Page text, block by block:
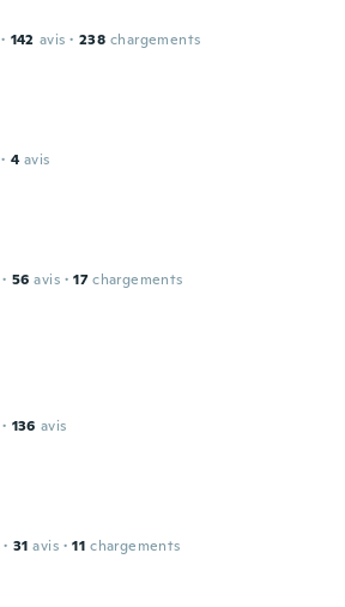
· 142 avis · 238 chargements
· 4 avis
· 56 avis · 17 chargements
· 136 avis
· 31 avis · 11 chargements